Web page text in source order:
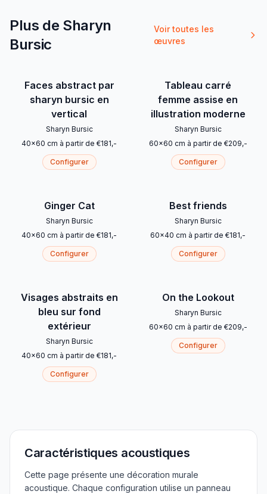
Plus de Sharyn
Bursic
Voir toutes les
œuvres
Faces abstract par
sharyn bursic en
vertical
Sharyn Bursic
40x60 cm à partir de €181,-
Configurer
Tableau carré
femme assise en
illustration moderne
Sharyn Bursic
60x60 cm à partir de €209,-
Configurer
Ginger Cat
Sharyn Bursic
40x60 cm à partir de €181,-
Configurer
Best friends
Sharyn Bursic
60x40 cm à partir de €181,-
Configurer
Visages abstraits en
bleu sur fond
extérieur
Sharyn Bursic
40x60 cm à partir de €181,-
Configurer
On the Lookout
Sharyn Bursic
60x60 cm à partir de €209,-
Configurer
Caractéristiques acoustiques
Cette page présente une décoration murale
acoustique. Chaque configuration utilise un panneau